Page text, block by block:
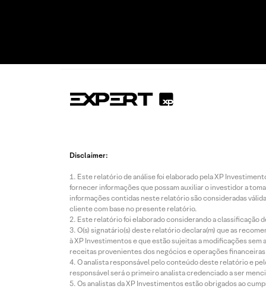
Disclaimer:
Este relatório de análise foi elaborado pela XP
fornecer informações que possam auxiliar o investidor a
informações contidas neste relatório são consideradas
cliente com base no presente relatório.
Este relatório foi elaborado considerando a classificação
O(s) signatário(s) deste relatório declara(m) que as
à XP Investimentos e que estão sujeitas a modificações
receitas provenientes dos negócios e operações
O analista responsável pelo conteúdo deste relatório e
responsável será o primeiro analista credenciado a ser
Os analistas da XP Investimentos estão obrigados ao